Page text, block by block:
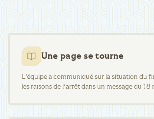
Une page se tourne
L'équipe a communiqué sur la situation du
les raisons de l'arrêt dans un message du 18